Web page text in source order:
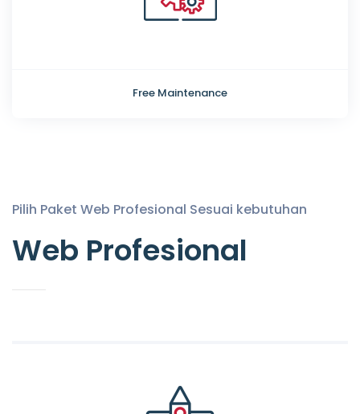
Free Maintenance
Pilih Paket Web Profesional Sesuai kebutuhan
Web Profesional